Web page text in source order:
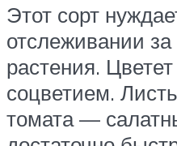
​Этот сорт
отслеживании
растения.
соцветием.
томата —